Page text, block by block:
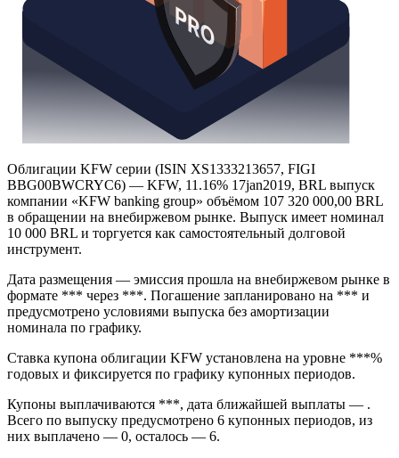
Облигации KFW серии (ISIN XS1333213657, FIGI
BBG00BWCRYC6) — KFW, 11.16% 17jan2019, BRL выпуск
компании «KFW banking group» объёмом 107 320 000,00 BRL
в обращении на внебиржевом рынке. Выпуск имеет номинал
10 000 BRL и торгуется как самостоятельный долговой
инструмент.
Дата размещения — эмиссия прошла на внебиржевом рынке в
формате *** через ***. Погашение запланировано на *** и
предусмотрено условиями выпуска без амортизации
номинала по графику.
Ставка купона облигации KFW установлена на уровне ***%
годовых и фиксируется по графику купонных периодов.
Купоны выплачиваются ***, дата ближайшей выплаты — .
Всего по выпуску предусмотрено 6 купонных периодов, из
них выплачено — 0, осталось — 6.